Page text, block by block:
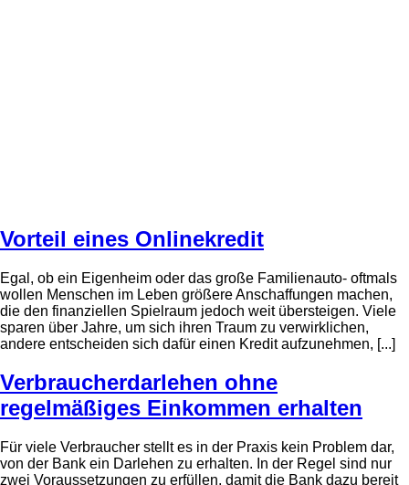
Vorteil eines Onlinekredit
Egal, ob ein Eigenheim oder das große Familienauto- oftmals
wollen Menschen im Leben größere Anschaffungen machen,
die den finanziellen Spielraum jedoch weit übersteigen. Viele
sparen über Jahre, um sich ihren Traum zu verwirklichen,
andere entscheiden sich dafür einen Kredit aufzunehmen, [...]
Verbraucherdarlehen ohne
regelmäßiges Einkommen erhalten
Für viele Verbraucher stellt es in der Praxis kein Problem dar,
von der Bank ein Darlehen zu erhalten. In der Regel sind nur
zwei Voraussetzungen zu erfüllen, damit die Bank dazu bereit